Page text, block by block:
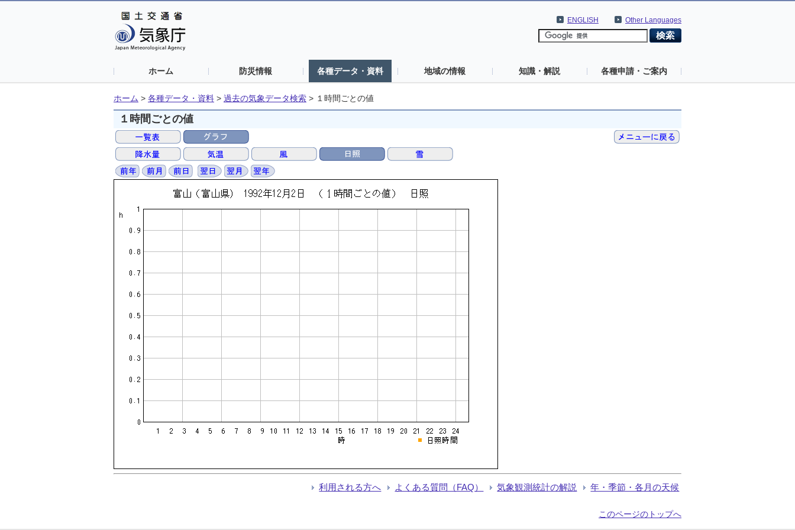
Other Languages
ENGLISH
ホーム 防災情報 各種データ・資料 地域の情報 知識・解説 各種申請・ご案内
ホーム > 各種データ・資料 > 過去の気象データ検索 > １時間ごとの値
１時間ごとの値
利用される方へ よくある質問（FAQ） 気象観測統計の解説 年・季節・各月の天候
このページのトップへ